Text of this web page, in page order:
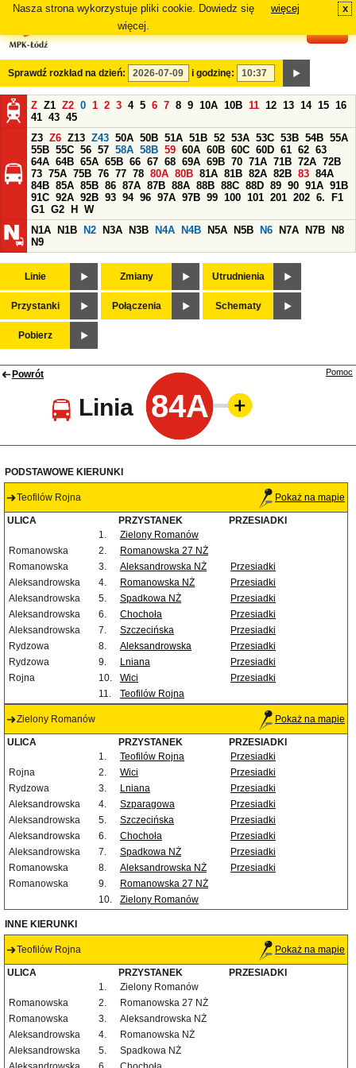
Nasza strona wykorzystuje pliki cookie. Dowiedz się
więcej.
więcej x
Sprawdź rozkład na dzień: i godzinę:
Z Z1 Z2 0 1 2 3 4 5 6 7 8 9 10A 10B 11 12 13 14 15 16
41 43 45
Z3 Z6 Z13 Z43 50A 50B 51A 51B 52 53A 53C 53B 54B 55A
55B 55C 56 57 58A 58B 59 60A 60B 60C 60D 61 62 63
64A 64B 65A 65B 66 67 68 69A 69B 70 71A 71B 72A 72B
73 75A 75B 76 77 78 80A 80B 81A 81B 82A 82B 83 84A
84B 85A 85B 86 87A 87B 88A 88B 88C 88D 89 90 91A 91B
91C 92A 92B 93 94 96 97A 97B 99 100 101 201 202 6.
F1
G1 G2 H
W
N1A
N1B N2 N3A N3B N4A N4B N5A N5B N6 N7A N7B
N8
N9
Linie Zmiany Utrudnienia
Przystanki Połączenia Schematy
Pobierz
Powrót
Linia 84A
Pomoc
PODSTAWOWE KIERUNKI
Teofilów Rojna Pokaż na mapie
ULICA PRZYSTANEK
PRZESIADKI
1.
Zielony Romanów
Romanowska
2.
Romanowska 27 NŻ
Romanowska
3. Aleksandrowska NŻ
Przesiadki
Aleksandrowska
4. Romanowska NŻ
Przesiadki
Aleksandrowska
5. Spadkowa NŻ
Przesiadki
Aleksandrowska
6. Chochoła
Przesiadki
Aleksandrowska
7. Szczecińska
Przesiadki
Rydzowa
8. Aleksandrowska
Przesiadki
Rydzowa
9. Lniana
Przesiadki
Rojna
10. Wici
Przesiadki
11.
Teofilów Rojna
Zielony Romanów Pokaż na mapie
ULICA PRZYSTANEK
PRZESIADKI
1.
Teofilów Rojna
Przesiadki
Rojna
2. Wici
Przesiadki
Rydzowa
3. Lniana
Przesiadki
Aleksandrowska
4. Szparagowa
Przesiadki
Aleksandrowska
5. Szczecińska
Przesiadki
Aleksandrowska
6. Chochoła
Przesiadki
Aleksandrowska
7. Spadkowa NŻ
Przesiadki
Romanowska
8. Aleksandrowska NŻ
Przesiadki
Romanowska
9.
Romanowska 27 NŻ
10.
Zielony Romanów
INNE KIERUNKI
Teofilów Rojna Pokaż na mapie
ULICA PRZYSTANEK
PRZESIADKI
1.
Zielony Romanów
Romanowska
2.
Romanowska 27 NŻ
Romanowska
3.
Aleksandrowska NŻ
Aleksandrowska
4.
Romanowska NŻ
Aleksandrowska
5.
Spadkowa NŻ